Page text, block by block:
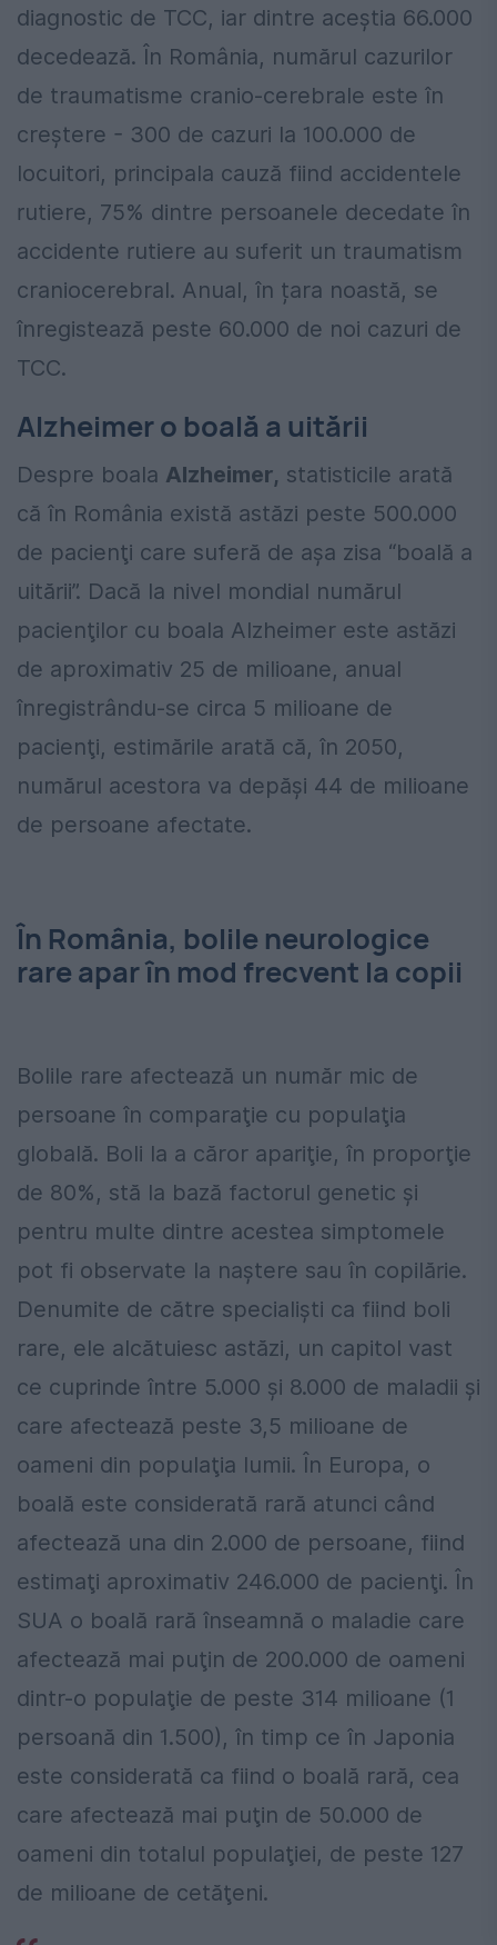
diagnostic de TCC, iar dintre aceștia 66.000
decedează. În România, numărul cazurilor
de traumatisme cranio-cerebrale este în
creştere - 300 de cazuri la 100.000 de
locuitori, principala cauză fiind accidentele
rutiere, 75% dintre persoanele decedate în
accidente rutiere au suferit un traumatism
craniocerebral. Anual, în țara noastă, se
înregistează peste 60.000 de noi cazuri de
TCC.
Alzheimer o boală a uitării
Despre boala Alzheimer, statisticile arată
că în România există astăzi peste 500.000
de pacienţi care suferă de aşa zisa “boală a
uitării”. Dacă la nivel mondial numărul
pacienţilor cu boala Alzheimer este astăzi
de aproximativ 25 de milioane, anual
înregistrându-se circa 5 milioane de
pacienţi, estimările arată că, în 2050,
numărul acestora va depăşi 44 de milioane
de persoane afectate.
În România, bolile neurologice
rare apar în mod frecvent la copii
Bolile rare afectează un număr mic de
persoane în comparaţie cu populaţia
globală. Boli la a căror apariţie, în proporţie
de 80%, stă la bază factorul genetic şi
pentru multe dintre acestea simptomele
pot fi observate la naştere sau în copilărie.
Denumite de către specialişti ca fiind boli
rare, ele alcătuiesc astăzi, un capitol vast
ce cuprinde între 5.000 şi 8.000 de maladii şi
care afectează peste 3,5 milioane de
oameni din populaţia lumii. În Europa, o
boală este considerată rară atunci când
afectează una din 2.000 de persoane, fiind
estimaţi aproximativ 246.000 de pacienţi. În
SUA o boală rară înseamnă o maladie care
afectează mai puţin de 200.000 de oameni
dintr-o populaţie de peste 314 milioane (1
persoană din 1.500), în timp ce în Japonia
este considerată ca fiind o boală rară, cea
care afectează mai puţin de 50.000 de
oameni din totalul populaţiei, de peste 127
de milioane de cetăţeni.